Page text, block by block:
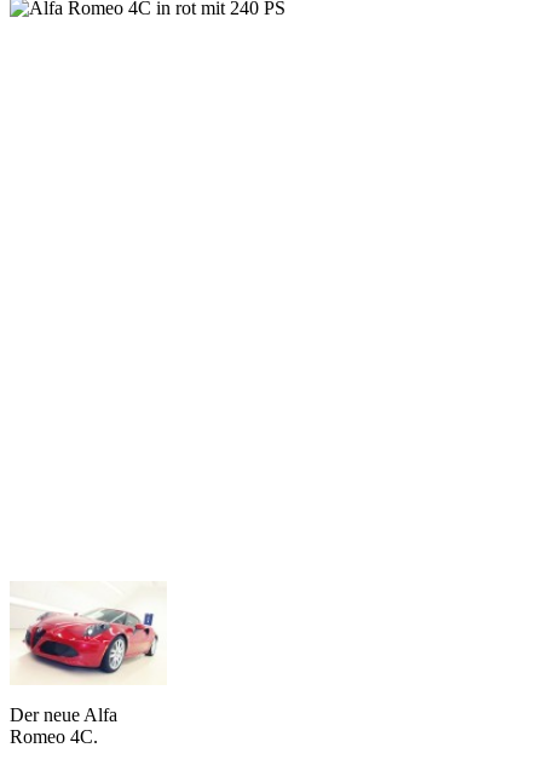
Der neue Alfa
Romeo 4C.